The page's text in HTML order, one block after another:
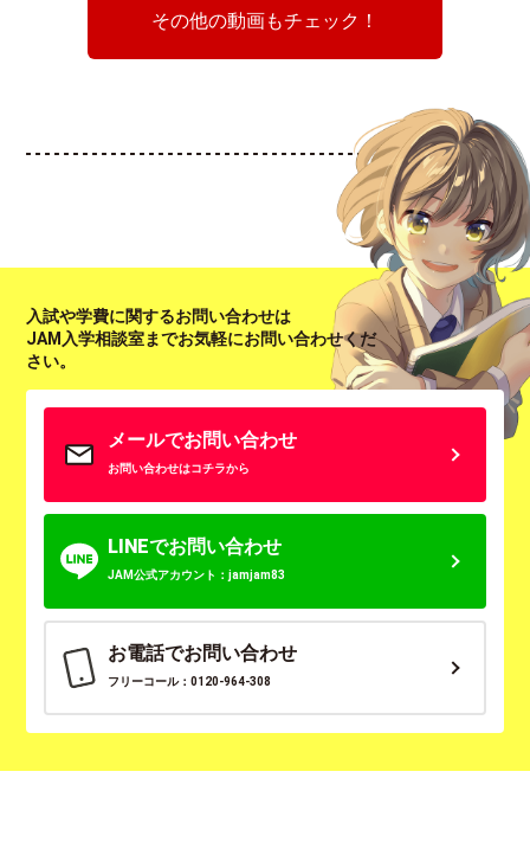
その他の動画もチェック！
入試や学費に関するお問い合わせは
JAM入学相談室までお気軽にお問い合わせくだ
さい。
メールでお問い合わせ
お問い合わせはコチラから
LINEでお問い合わせ
JAM公式アカウント：jamjam83
お電話でお問い合わせ
フリーコール：0120-964-308